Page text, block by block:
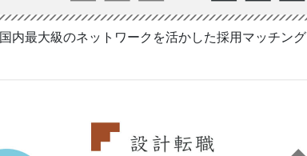
国内最大級のネットワークを活かした採用マッチング